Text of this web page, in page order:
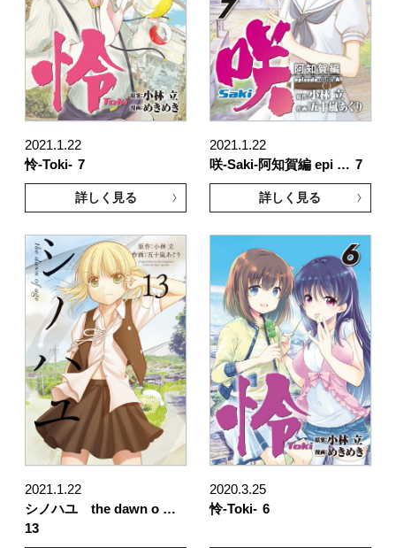
2021.1.22
怜-Toki- 7
詳しく見る
2021.1.22
咲-Saki-阿知賀編 epi … 7
詳しく見る
2021.1.22
シノハユ the dawn o …
13
2020.3.25
怜-Toki- 6